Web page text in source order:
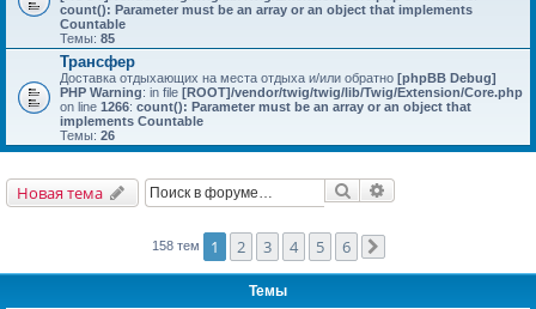
count(): Parameter must be an array or an object that implements
Countable
Темы: 85
Трансфер
Доставка отдыхающих на места отдыха и/или обратно [phpBB Debug]
PHP Warning: in file [ROOT]/vendor/twig/twig/lib/Twig/Extension/Core.php
on line 1266: count(): Parameter must be an array or an object that
implements Countable
Темы: 26
Новая тема Поиск
158 тем 1 2 3 4 5 6
Темы